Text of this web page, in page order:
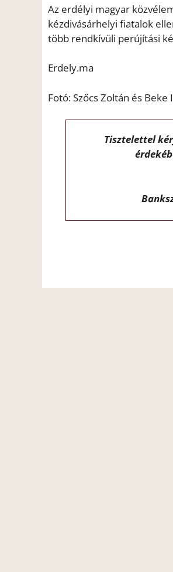
Az erdélyi magyar
kézdivásárhelyi fiatalok
több rendkívüli perújítási
Erdely.ma
Fotó: Szőcs Zoltán és
Tisztelettel